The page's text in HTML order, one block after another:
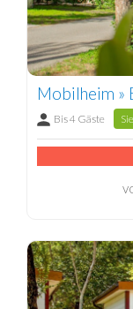
Mobilheim »
Bis 4 Gäste